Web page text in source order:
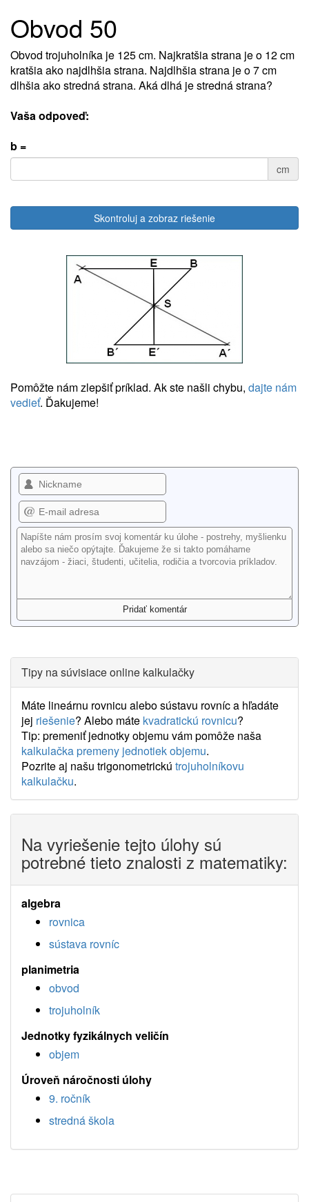
Obvod 50
Obvod trojuholníka je 125 cm. Najkratšia strana je o 12 cm
kratšia ako najdlhšia strana. Najdlhšia strana je o 7 cm
dlhšia ako stredná strana. Aká dlhá je stredná strana?
Vaša odpoveď:
b =
cm
Skontroluj a zobraz riešenie
Pomôžte nám zlepšiť príklad. Ak ste našli chybu, dajte nám
vedieť. Ďakujeme!
Tipy na súvisiace online kalkulačky
Máte lineárnu rovnicu alebo sústavu rovníc a hľadáte
jej riešenie? Alebo máte kvadratickú rovnicu?
Tip: premeniť jednotky objemu vám pomôže naša
kalkulačka premeny jednotiek objemu.
Pozrite aj našu trigonometrickú trojuholníkovu
kalkulačku.
Na vyriešenie tejto úlohy sú
potrebné tieto znalosti z matematiky:
algebra
rovnica
sústava rovníc
planimetria
obvod
trojuholník
Jednotky fyzikálnych veličín
objem
Úroveň náročnosti úlohy
9. ročník
stredná škola